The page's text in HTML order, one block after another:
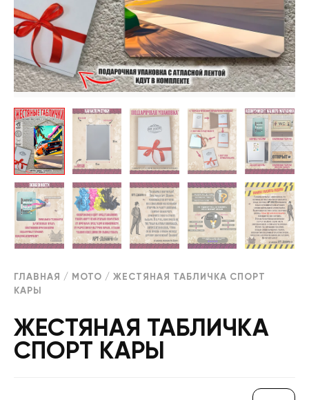
ГЛАВНАЯ / МОТО / ЖЕСТЯНАЯ ТАБЛИЧКА СПОРТ
КАРЫ
ЖЕСТЯНАЯ ТАБЛИЧКА
СПОРТ КАРЫ